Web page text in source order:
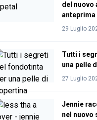
del nuovo
anteprima
29 Luglio
Tutti i
una pelle
27 Luglio
Jennie
nel nuovo